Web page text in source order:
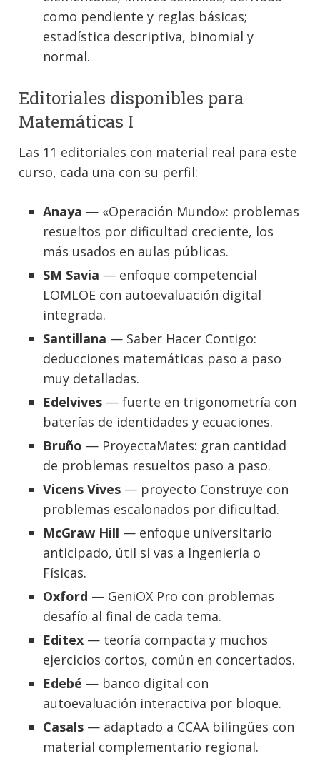
como pendiente y reglas básicas;
estadística descriptiva, binomial y
normal.
Editoriales disponibles para
Matemáticas I
Las 11 editoriales con material real para este
curso, cada una con su perfil:
Anaya — «Operación Mundo»: problemas
resueltos por dificultad creciente, los
más usados en aulas públicas.
SM Savia — enfoque competencial
LOMLOE con autoevaluación digital
integrada.
Santillana — Saber Hacer Contigo:
deducciones matemáticas paso a paso
muy detalladas.
Edelvives — fuerte en trigonometría con
baterías de identidades y ecuaciones.
Bruño — ProyectaMates: gran cantidad
de problemas resueltos paso a paso.
Vicens Vives — proyecto Construye con
problemas escalonados por dificultad.
McGraw Hill — enfoque universitario
anticipado, útil si vas a Ingeniería o
Físicas.
Oxford — GeniOX Pro con problemas
desafío al final de cada tema.
Editex — teoría compacta y muchos
ejercicios cortos, común en concertados.
Edebé — banco digital con
autoevaluación interactiva por bloque.
Casals — adaptado a CCAA bilingües con
material complementario regional.